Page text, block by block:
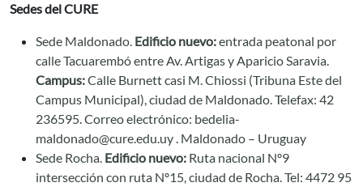
Sedes del CURE
Sede Maldonado. Edificio nuevo:entrada peatonal por
calle Tacuarembó entre Av. Artigas y Aparicio Saravia.
Campus:Calle Burnett casi M. Chiossi (Tribuna Este del
Campus Municipal), ciudad de Maldonado. Telefax: 42
236595. Correo electrónico: bedelia-
maldonado@cure.edu.uy. Maldonado – Uruguay
Sede Rocha. Edificio nuevo: Ruta nacional Nº9
intersección con ruta Nº15, ciudad de Rocha. Tel: 4472 95